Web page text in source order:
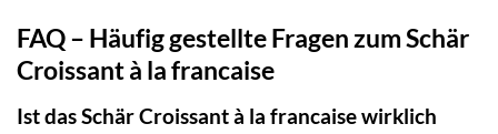
FAQ – Häufig gestellte Fragen zum Schär
Croissant à la francaise
Ist das Schär Croissant à la francaise wirklich